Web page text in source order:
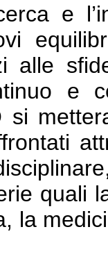
e
alle
e
si
quali
la